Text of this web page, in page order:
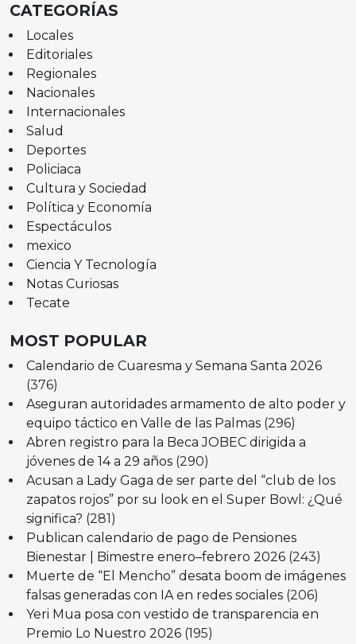
CATEGORÍAS
Locales
Editoriales
Regionales
Nacionales
Internacionales
Salud
Deportes
Policiaca
Cultura y Sociedad
Política y Economía
Espectáculos
mexico
Ciencia Y Tecnología
Notas Curiosas
Tecate
MOST POPULAR
Calendario de Cuaresma y Semana Santa 2026
(376)
Aseguran autoridades armamento de alto poder y
equipo táctico en Valle de las Palmas (296)
Abren registro para la Beca JOBEC dirigida a
jóvenes de 14 a 29 años (290)
Acusan a Lady Gaga de ser parte del “club de los
zapatos rojos” por su look en el Super Bowl: ¿Qué
significa? (281)
Publican calendario de pago de Pensiones
Bienestar | Bimestre enero–febrero 2026 (243)
Muerte de “El Mencho” desata boom de imágenes
falsas generadas con IA en redes sociales (206)
Yeri Mua posa con vestido de transparencia en
Premio Lo Nuestro 2026 (195)